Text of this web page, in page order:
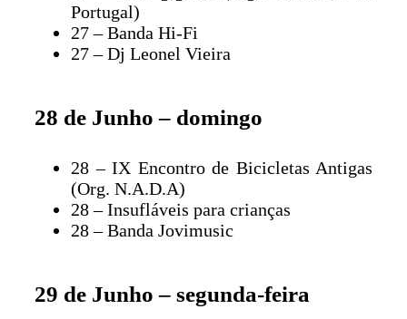
Portugal)
27 – Banda Hi-Fi
27 – Dj Leonel Vieira
28 de Junho – domingo
28 – IX Encontro de Bicicletas Antigas
(Org. N.A.D.A)
28 – Insufláveis para crianças
28 – Banda Jovimusic
29 de Junho – segunda-feira